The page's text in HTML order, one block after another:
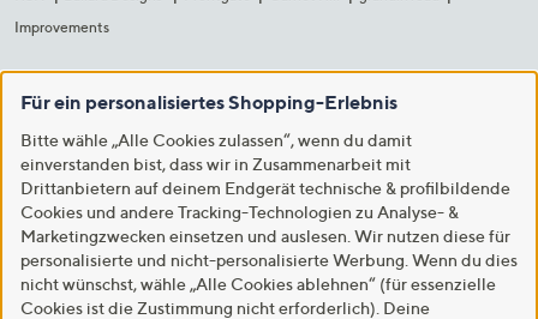
Improvements
Für ein personalisiertes Shopping-Erlebnis
Bitte wähle „Alle Cookies zulassen“, wenn du damit
einverstanden bist, dass wir in Zusammenarbeit mit
Drittanbietern auf deinem Endgerät technische & profilbildende
Cookies und andere Tracking-Technologien zu Analyse- &
Marketingzwecken einsetzen und auslesen. Wir nutzen diese für
personalisierte und nicht-personalisierte Werbung. Wenn du dies
nicht wünschst, wähle „Alle Cookies ablehnen“ (für essenzielle
Cookies ist die Zustimmung nicht erforderlich). Deine